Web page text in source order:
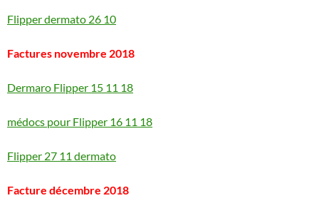
Flipper dermato 26 10
Factures novembre 2018
Dermaro Flipper 15 11 18
médocs pour Flipper 16 11 18
Flipper 27 11 dermato
Facture décembre 2018